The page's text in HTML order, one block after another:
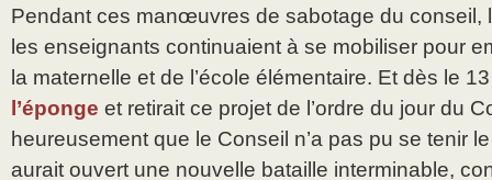
Pendant ces manœuvres de sabotage du conseil,
les enseignants continuaient à se mobiliser pour
la maternelle et de l’école élémentaire. Et dès le
l’éponge et retirait ce projet de l’ordre du jour du
heureusement que le Conseil n’a pas pu se tenir
aurait ouvert une nouvelle bataille interminable,